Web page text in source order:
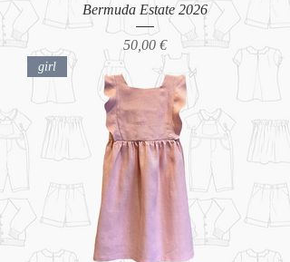
Bermuda Estate 2026
Prezzo
50,00 €
girl